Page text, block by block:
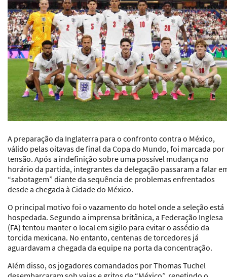
A preparação da Inglaterra para o confronto contra o México,
válido pelas oitavas de final da Copa do Mundo, foi marcada por
tensão. Após a indefinição sobre uma possível mudança no
horário da partida, integrantes da delegação passaram a falar
“sabotagem” diante da sequência de problemas enfrentados
desde a chegada à Cidade do México.
O principal motivo foi o vazamento do hotel onde a seleção está
hospedada. Segundo a imprensa britânica, a Federação Inglesa
(FA) tentou manter o local em sigilo para evitar o assédio da
torcida mexicana. No entanto, centenas de torcedores já
aguardavam a chegada da equipe na porta da concentração.
Além disso, os jogadores comandados por Thomas Tuchel